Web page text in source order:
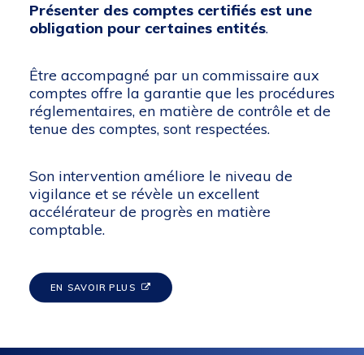
Présenter des comptes certifiés est une
obligation pour certaines entités.
Être accompagné par un commissaire aux
comptes offre la garantie que les procédures
réglementaires, en matière de contrôle et de
tenue des comptes, sont respectées.
Son intervention améliore le niveau de
vigilance et se révèle un excellent
accélérateur de progrès en matière
comptable.
EN SAVOIR PLUS